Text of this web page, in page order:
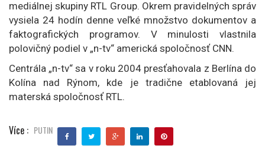
mediálnej skupiny RTL Group. Okrem pravidelných správ
vysiela 24 hodín denne veľké množstvo dokumentov a
faktografických programov. V minulosti vlastnila
polovičný podiel v „n-tv“ americká spoločnosť CNN.
Centrála „n-tv“ sa v roku 2004 presťahovala z Berlína do
Kolína nad Rýnom, kde je tradične etablovaná jej
materská spoločnosť RTL.
Více : PUTIN